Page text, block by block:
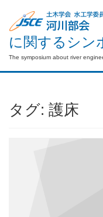
に関するシン
The symposium about river
タグ: 護床